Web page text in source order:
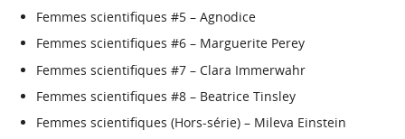
Femmes scientifiques #5 – Agnodice
Femmes scientifiques #6 – Marguerite Perey
Femmes scientifiques #7 – Clara Immerwahr
Femmes scientifiques #8 – Beatrice Tinsley
Femmes scientifiques (Hors-série) – Mileva Einstein